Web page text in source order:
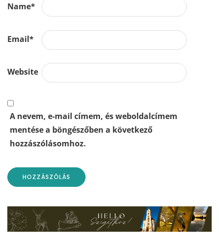
Name*
Email*
Website
A nevem, e-mail címem, és weboldalcímem
mentése a böngészőben a következő
hozzászólásomhoz.